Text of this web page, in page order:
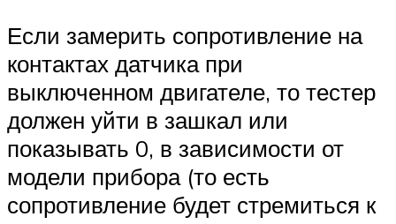
Если замерить сопротивление на
контактах датчика при
выключенном двигателе, то тестер
должен уйти в зашкал или
показывать 0, в зависимости от
модели прибора (то есть
сопротивление будет стремиться к